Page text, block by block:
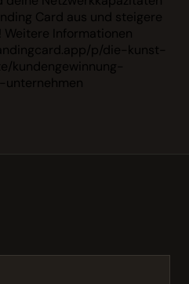
Card aus und steigere
Informationen
p/die-kunst-